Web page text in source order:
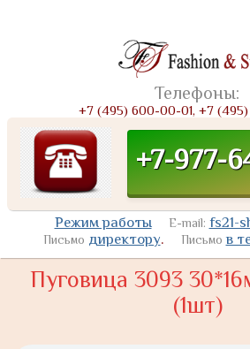
Телефоны:
+7 (495) 600-00-01, +7
+7-977-
Режим работы E-mail: fs21-
Письмо директору. Письмо в
Пуговица 3093
(1шт)